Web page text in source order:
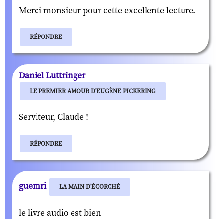
Merci monsieur pour cette excellente lecture.
RÉPONDRE
Daniel Luttringer
LE PREMIER AMOUR D'EUGÈNE PICKERING
Serviteur, Claude !
RÉPONDRE
guemri LA MAIN D'ÉCORCHÉ
le livre audio est bien